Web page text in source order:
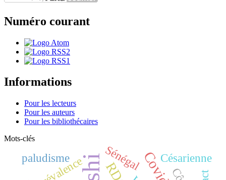
Numéro courant
Informations
Pour les lecteurs
Pour les auteurs
Pour les bibliothécaires
Mots-clés
prévalence
paludisme Césarienne
Sénégal